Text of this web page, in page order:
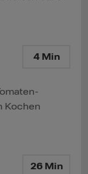
4 Min
Kochen
26 Min